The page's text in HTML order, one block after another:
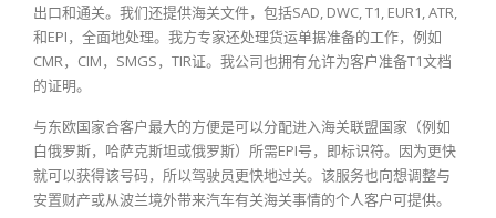
出口和通关。我们还提供海关文件，包括SAD, DWC, T1, EUR1, ATR,
和EPI，全面地处理。我方专家还处理货运单据准备的工作，例如
CMR，CIM，SMGS，TIR证。我公司也拥有允许为客户准备T1文档
的证明。
与东欧国家合客户最大的方便是可以分配进入海关联盟国家（例如
白俄罗斯，哈萨克斯坦或俄罗斯）所需EPI号，即标识符。因为更快
就可以获得该号码，所以驾驶员更快地过关。该服务也向想调整与
安置财产或从波兰境外带来汽车有关海关事情的个人客户可提供。